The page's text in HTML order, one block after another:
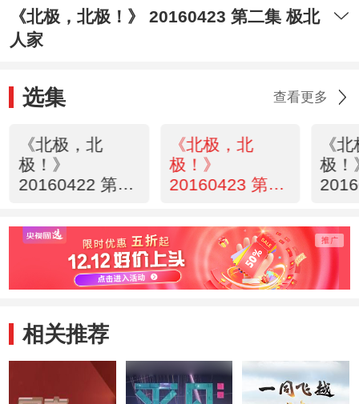
《北极，北极！》 20160423 第二集 极北
人家
选集 查看更多
《北极，北
极！》
20160422 第一
《北极，北
极！》
20160423 第二
《
极！
相关推荐